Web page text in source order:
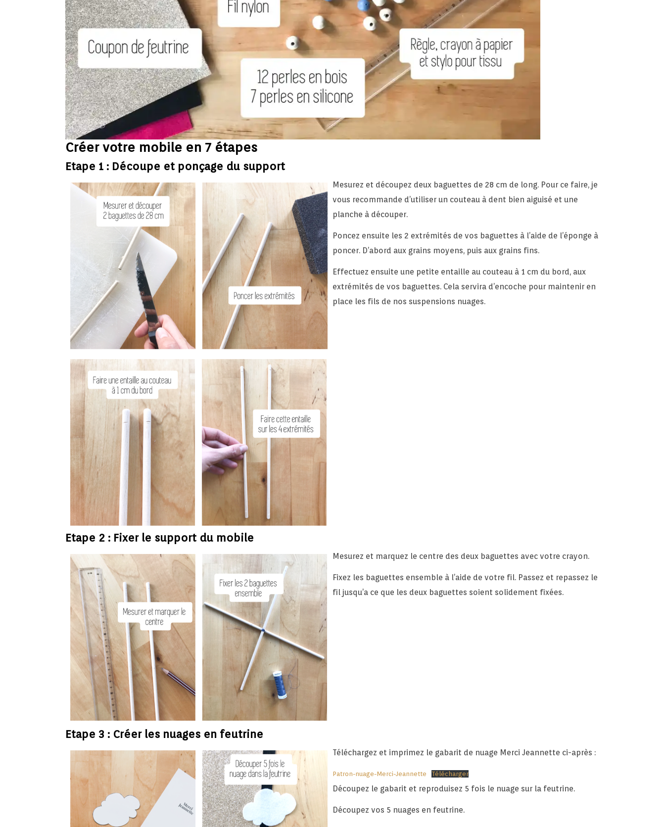
Créer votre mobile en 7 étapes
Etape 1 : Découpe et ponçage du support
Mesurez et découpez deux baguettes de 28 cm de long. Pour ce faire, je
vous recommande d’utiliser un couteau à dent bien aiguisé et une
planche à découper.
Poncez ensuite les 2 extrémités de vos baguettes à l’aide de l’éponge à
poncer. D’abord aux grains moyens, puis aux grains fins.
Effectuez ensuite une petite entaille au couteau à 1 cm du bord, aux
extrémités de vos baguettes. Cela servira d’encoche pour maintenir en
place les fils de nos suspensions nuages.
Etape 2 : Fixer le support du mobile
Mesurez et marquez le centre des deux baguettes avec votre crayon.
Fixez les baguettes ensemble à l’aide de votre fil. Passez et repassez le
fil jusqu’a ce que les deux baguettes soient solidement fixées.
Etape 3 : Créer les nuages en feutrine
Téléchargez et imprimez le gabarit de nuage Merci Jeannette ci-après :
Patron-nuage-Merci-Jeannette Télécharger
Découpez le gabarit et reproduisez 5 fois le nuage sur la feutrine.
Découpez vos 5 nuages en feutrine.